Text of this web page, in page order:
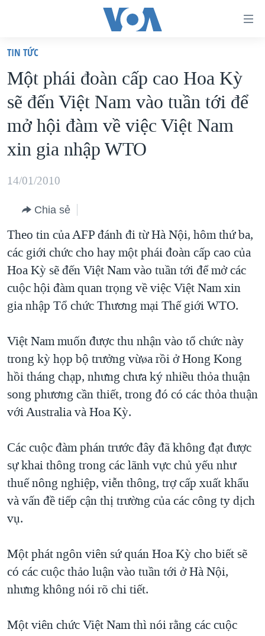
truy
cập
Tới
nội
chính
Tới
hướng
chính
tới
"Tìm"
VIỆT NAM
HOA KỲ
BIỂN ĐÔNG
THẾ GIỚI
MỤC
TỰ DO BÁO CHÍ
VẠCH TRẦN TIN GIẢ
NGƯỜI VIỆT HẢI NGOẠI
ĐỜI SỐNG
KHOA HỌC
SỨC KHOẺ
VĂN HOÁ
CHUYÊN ĐỀ
CHIẾN TRANH THƯƠNG MẠI CỦA MỸ: QUÁ KHỨ VÀ HIỆN
TẠI
HÀNH TRÌNH BẦU CỬ 2024
MỘT NĂM CHIẾN TRANH TẠI DẢI GAZA
NGÀY TỊ NẠN THẾ GIỚI
TRỊNH VĨNH BÌNH - NGƯỜI HẠ 'BÊN THẮNG CUỘC'
GROUND ZERO – XƯA VÀ NAY
CHI PHÍ CHIẾN TRANH AFGHANISTAN
THƯỢNG ĐỈNH TRUMP-KIM TẠI VIỆT NAM
TRỊNH VĨNH BÌNH VS. CHÍNH PHỦ VIỆT NAM
NGƯ DÂN VIỆT VÀ LÀN SÓNG TRỘM HẢI SÂM
HỌC TIẾNG ANH
VIDEO
NGHE
Ngôn ngữ khác
TIN TỨC
Một phái đoàn cấp cao Hoa Kỳ
sẽ đến Việt Nam vào tuần tới để
mở hội đàm về việc Việt Nam
xin gia nhập WTO
14/01/2010
Chia sẻ
Theo tin của AFP đánh đi từ Hà Nội, hôm thứ ba,
các giới chức cho hay một phái đoàn cấp cao của
Hoa Kỳ sẽ đến Việt Nam vào tuần tới để mở các
cuộc hội đàm quan trọng về việc Việt Nam xin
gia nhập Tổ chức Thương mại Thế giới WTO.
Việt Nam muốn được thu nhận vào tổ chức này
trong kỳ họp bộ trưởng vừøa rồi ở Hong Kong
hồi tháng chạp, nhưng chưa ký nhiều thỏa thuận
song phương cần thiết, trong đó có các thỏa thuận
với Australia và Hoa Kỳ.
Các cuộc đàm phán trước đây đã không đạt được
sự khai thông trong các lãnh vực chủ yếu như
thuế nông nghiệp, viễn thông, trợ cấp xuất khẩu
và vấn đề tiếp cận thị trường của các công ty dịch
vụ.
Một phát ngôn viên sứ quán Hoa Kỳ cho biết sẽ
có các cuộc thảo luận vào tuần tới ở Hà Nội,
nhưng không nói rõ chi tiết.
Một viên chức Việt Nam thì nói rằng các cuộc